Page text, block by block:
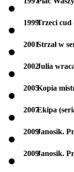
1999Trzeci
2001Strzał w
2002Julia
2005Kopia
2007Ekipa
2009Janosik.
2009Janosik.